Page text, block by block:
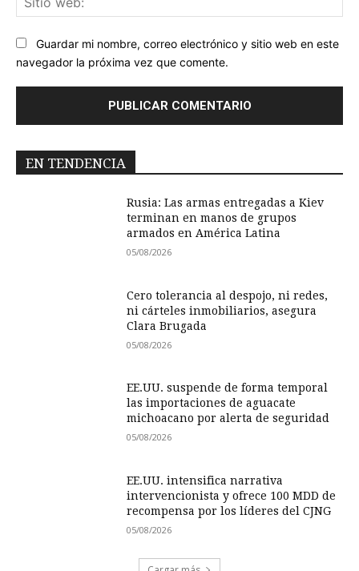
Guardar mi nombre, correo electrónico y sitio web en este
navegador la próxima vez que comente.
EN TENDENCIA
Rusia: Las armas entregadas a Kiev
terminan en manos de grupos
armados en América Latina
05/08/2026
Cero tolerancia al despojo, ni redes,
ni cárteles inmobiliarios, asegura
Clara Brugada
05/08/2026
EE.UU. suspende de forma temporal
las importaciones de aguacate
michoacano por alerta de seguridad
05/08/2026
EE.UU. intensifica narrativa
intervencionista y ofrece 100 MDD de
recompensa por los líderes del CJNG
05/08/2026